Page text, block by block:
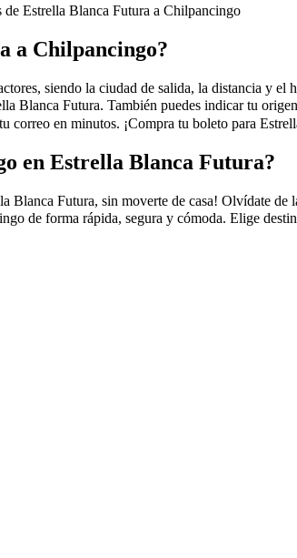
de Estrella Blanca Futura a Chilpancingo
a Chilpancingo?
siendo la ciudad de salida, la distancia y
Blanca Futura. También puedes indicar tu
en minutos. ¡Compra tu boleto para
en Estrella Blanca Futura?
Blanca Futura, sin moverte de casa! Olvídate
de forma rápida, segura y cómoda. Elige